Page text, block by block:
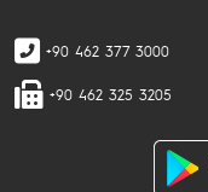
+90 462 377 3000
+90 462 325 3205